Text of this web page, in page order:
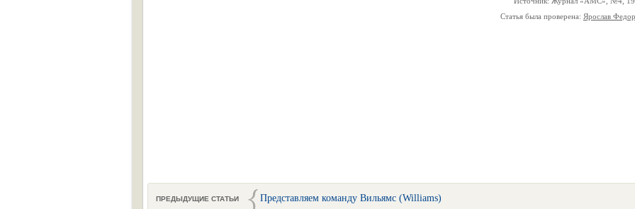
Статья была проверена: Ярослав
ПРЕДЫДУЩИЕ СТАТЬИ
Представляем команду Вильямс (Williams)